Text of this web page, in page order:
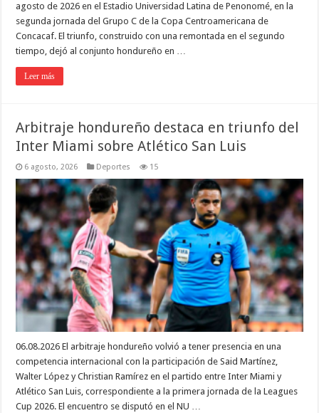
agosto de 2026 en el Estadio Universidad Latina de Penonomé, en la
segunda jornada del Grupo C de la Copa Centroamericana de
Concacaf. El triunfo, construido con una remontada en el segundo
tiempo, dejó al conjunto hondureño en …
Leer más
Arbitraje hondureño destaca en triunfo del
Inter Miami sobre Atlético San Luis
6 agosto, 2026 Deportes 15
06.08.2026 El arbitraje hondureño volvió a tener presencia en una
competencia internacional con la participación de Said Martínez,
Walter López y Christian Ramírez en el partido entre Inter Miami y
Atlético San Luis, correspondiente a la primera jornada de la Leagues
Cup 2026. El encuentro se disputó en el NU …